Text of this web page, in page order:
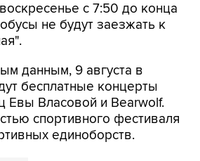
с 7:50 до конца
не будут заезжать к
данным, 9 августа в
бесплатные концерты
Евы Власовой и Bearwolf.
спортивного фестиваля
единоборств.